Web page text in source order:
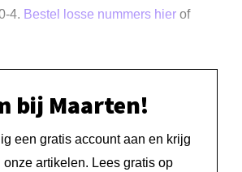
4. Bestel losse nummers hier of
bij Maarten!
een gratis account aan en krijg
onze artikelen. Lees gratis op